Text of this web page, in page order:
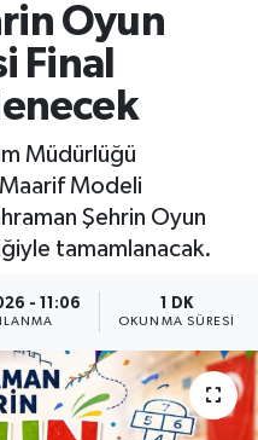
Oyun
Final
Müdürlüğü
Maarif Modeli
Şehrin Oyun
tamamlanacak.
- 11:06 1 DK
OKUNMA SÜRESI